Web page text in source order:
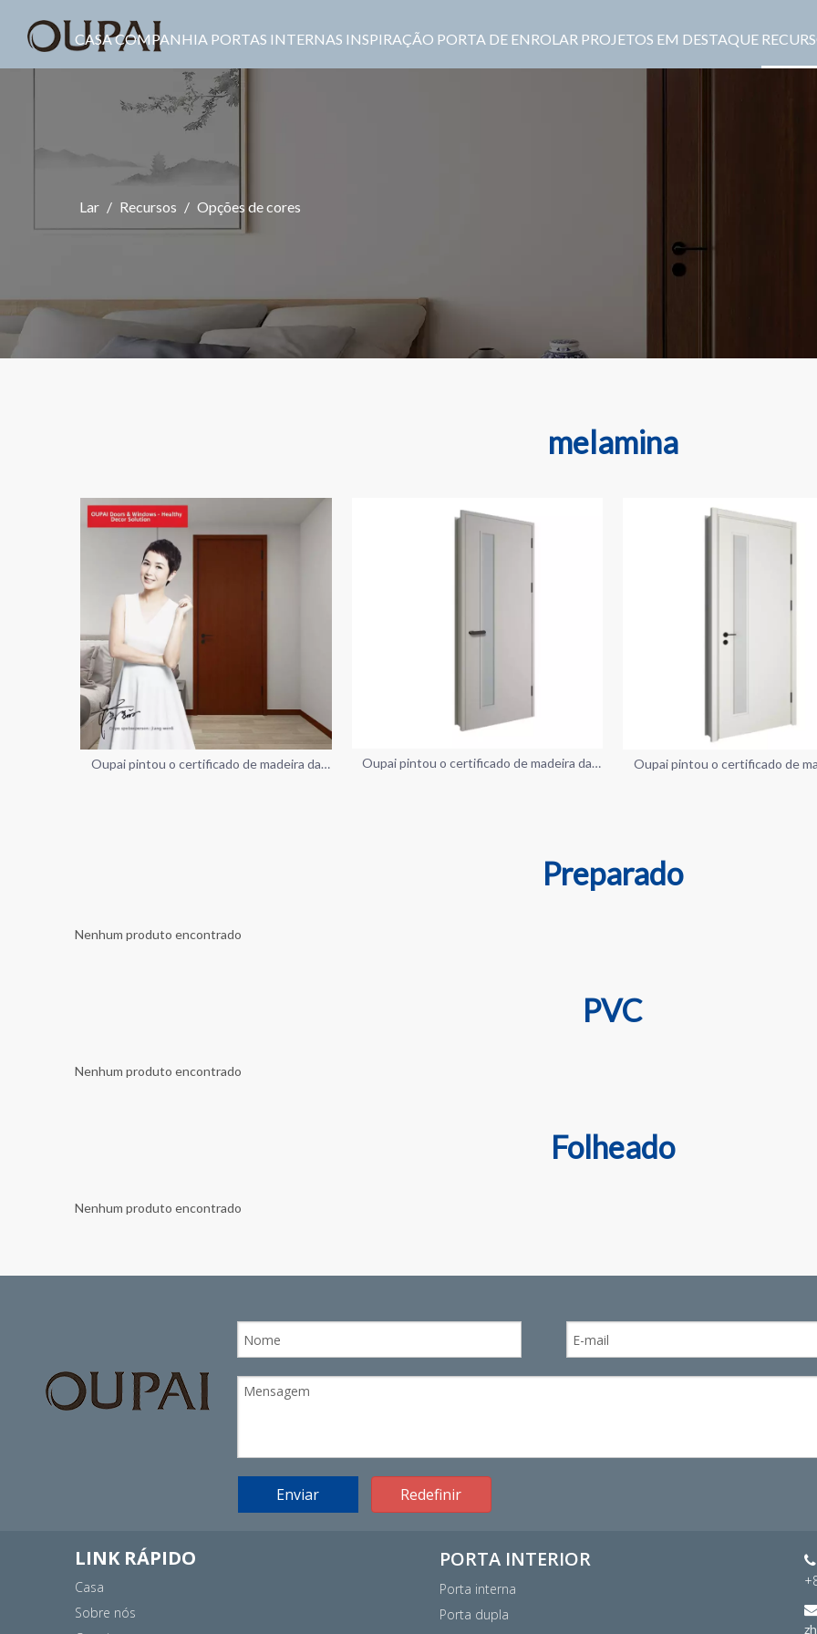
CASACOMPANHIA PORTAS INTERNAS INSPIRAÇÃO PORTA DE ENROLAR PROJETOS EM DESTAQUE
Lar / Recursos / Opções de cores
melamina
Oupai pintou o certificado de madeira da
Oupai pintou o certificado de madeira da
Oupai pintou o certificado de
Preparado
Nenhum produto encontrado
PVC
Nenhum produto encontrado
Folheado
Nenhum produto encontrado
Enviar Redefinir
LINK RÁPIDO
Casa
Sobre nós
PORTA INTERIOR
Porta interna
Porta dupla
